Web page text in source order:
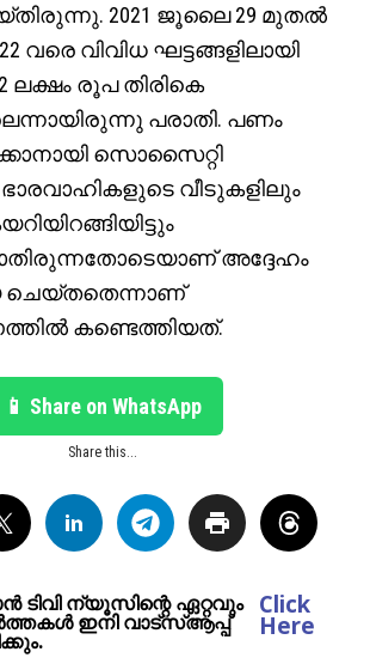
2021 ജൂലൈ 29 മുതൽ
വരെ വിവിധ ഘട്ടങ്ങളിലായി
ലക്ഷം രൂപ തിരികെ
പരാതി. പണം
സൊസൈറ്റി
വീടുകളിലും
അദ്ദേഹം
കണ്ടെത്തിയത്.
📱 Share on WhatsApp
Share this...
ടിവി ന്യൂസിന്റെ ഏറ്റവും
ഇനി വാട്സ്ആപ്പ്
Click
Here